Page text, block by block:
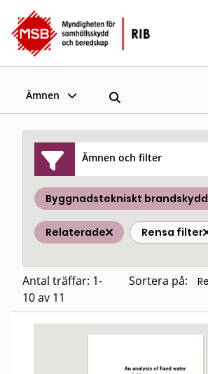
Ämnen
Ämnen och filter
Byggnadstekniskt brandskydd
Relaterade Rensa filter
Antal träffar: 1-
10 av 11
Sortera på: